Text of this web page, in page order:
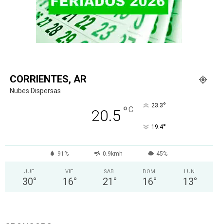
CORRIENTES, AR
Nubes Dispersas
20.5 °C 23.3°
19.4°
91% 0.9kmh 45%
JUE
30°
VIE
16°
SAB
21 °
DOM
16°
LUN
13°